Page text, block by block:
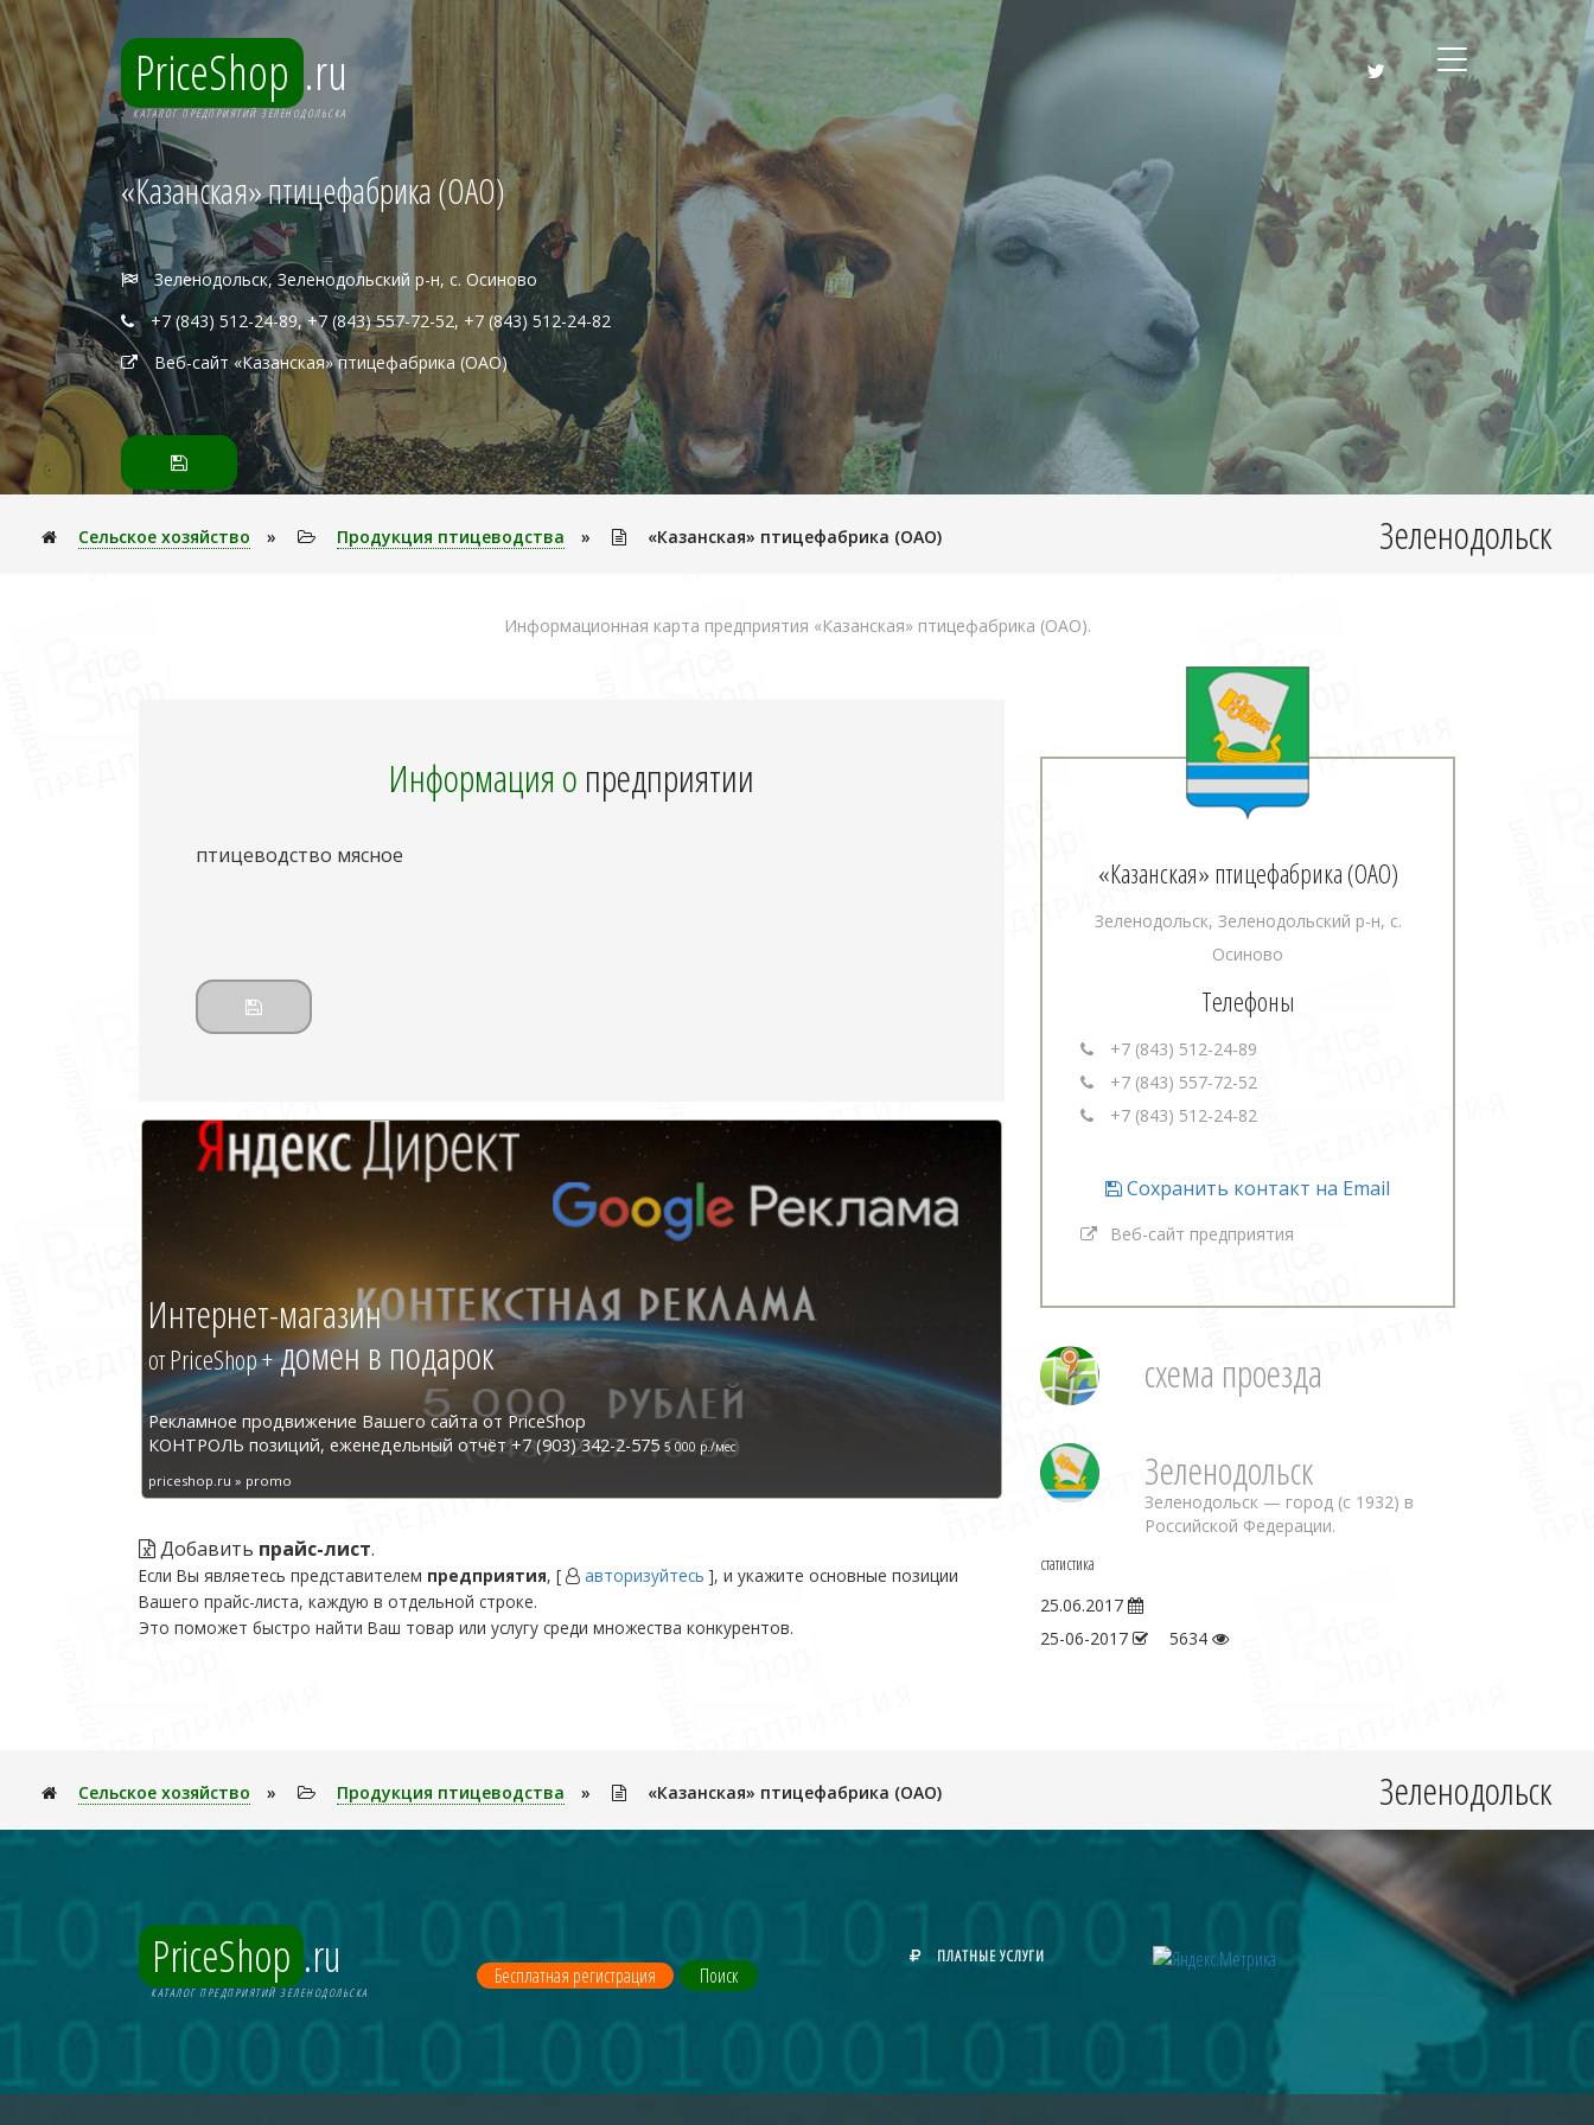
PriceShop .ru
КАТАЛОГ ПРЕДПРИЯТИЙ ЗЕЛЕНОДОЛЬСКА
«Казанская» птицефабрика (ОАО)
Зеленодольск, Зеленодольский р-н, с. Осиново
+7 (843) 512-24-89, +7 (843) 557-72-52, +7 (843) 512-24-82
Веб-сайт «Казанская» птицефабрика (ОАО)
Сельское хозяйство » Продукция птицеводства » «Казанская» птицефабрика (ОАО) Зеленодольск
Информационная карта предприятия «Казанская» птицефабрика (ОАО).
Информация о предприятии
птицеводство мясное
Интернет-магазин
от PriceShop +домен в подарок
Рекламное продвижение Вашего сайта от PriceShop
КОНТРОЛЬ позиций, еженедельный отчёт +7 (903) 342-2-575 5 000 р./мес
priceshop.ru » promo
Добавить прайс-лист.
Если Вы являетесь представителем предприятия, [ авторизуйтесь ], и укажите основные позиции
Вашего прайс-листа, каждую в отдельной строке.
Это поможет быстро найти Ваш товар или услугу среди множества конкурентов.
«Казанская» птицефабрика (ОАО)
Зеленодольск, Зеленодольский р-н, с.
Осиново
Телефоны
+7 (843) 512-24-89
+7 (843) 557-72-52
+7 (843) 512-24-82
Сохранить контакт на Email
Веб-сайт предприятия
схема проезда
Зеленодольск
Зеленодольск — город (с 1932) в
Российской Федерации.
статистика
25.06.2017
25-06-2017
5634
Сельское хозяйство » Продукция птицеводства » «Казанская» птицефабрика (ОАО) Зеленодольск
PriceShop .ru
КАТАЛОГ ПРЕДПРИЯТИЙ ЗЕЛЕНОДОЛЬСКА
Бесплатная регистрация Поиск
ПЛАТНЫЕ УСЛУГИ